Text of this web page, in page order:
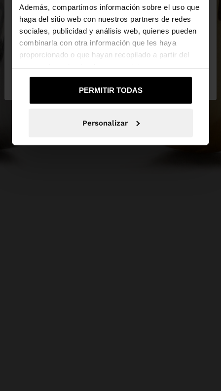
Además, compartimos información sobre el uso que
haga del sitio web con nuestros partners de redes
sociales, publicidad y análisis web, quienes pueden
combinarla con otra información que les haya
proporcionado o que hayan recopilado a partir del
PERMITIR TODAS
Personalizar
Estás accediendo a la web de España. ¿Quieres ir a
la web de United States?